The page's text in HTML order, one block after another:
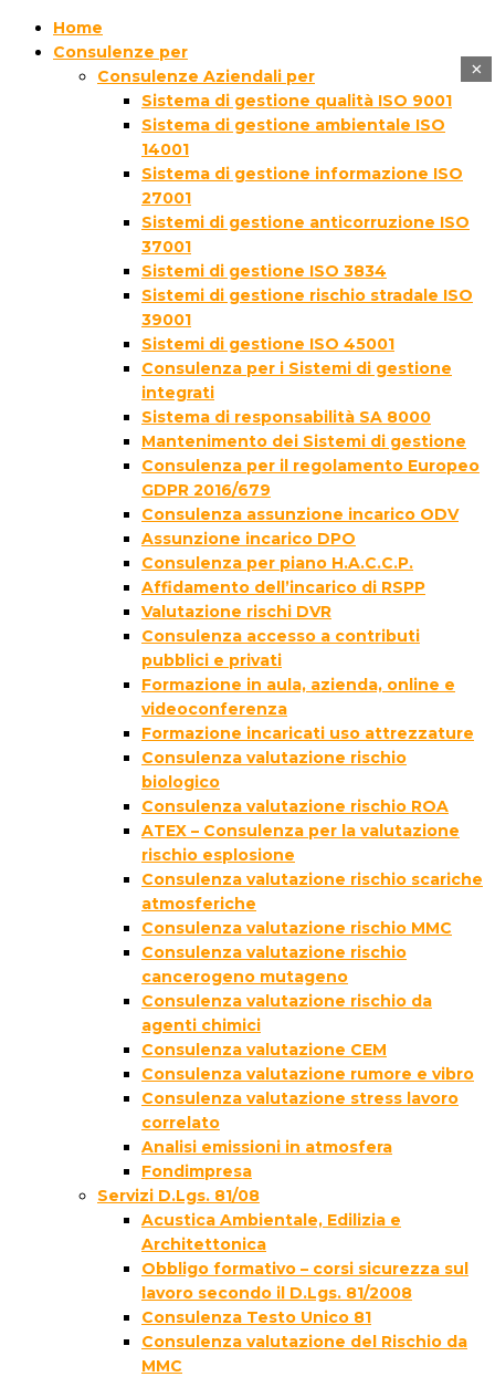
Home
Consulenze per
Consulenze Aziendali per
Sistema di gestione qualità ISO 9001
Sistema di gestione ambientale ISO
14001
Sistema di gestione informazione ISO
27001
Sistemi di gestione anticorruzione ISO
37001
Sistemi di gestione ISO 3834
Sistemi di gestione rischio stradale ISO
39001
Sistemi di gestione ISO 45001
Consulenza per i Sistemi di gestione
integrati
Sistema di responsabilità SA 8000
Mantenimento dei Sistemi di gestione
Consulenza per il regolamento Europeo
GDPR 2016/679
Consulenza assunzione incarico ODV
Assunzione incarico DPO
Consulenza per piano H.A.C.C.P.
Affidamento dell’incarico di RSPP
Valutazione rischi DVR
Consulenza accesso a contributi
pubblici e privati
Formazione in aula, azienda, online e
videoconferenza
Formazione incaricati uso attrezzature
Consulenza valutazione rischio
biologico
Consulenza valutazione rischio ROA
ATEX – Consulenza per la valutazione
rischio esplosione
Consulenza valutazione rischio scariche
atmosferiche
Consulenza valutazione rischio MMC
Consulenza valutazione rischio
cancerogeno mutageno
Consulenza valutazione rischio da
agenti chimici
Consulenza valutazione CEM
Consulenza valutazione rumore e vibro
Consulenza valutazione stress lavoro
correlato
Analisi emissioni in atmosfera
Fondimpresa
Servizi D.Lgs. 81/08
Acustica Ambientale, Edilizia e
Architettonica
Obbligo formativo – corsi sicurezza sul
lavoro secondo il D.Lgs. 81/2008
Consulenza Testo Unico 81
Consulenza valutazione del Rischio da
MMC
×